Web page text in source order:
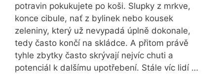
potravin pokukujete po koši. Slupky z mrkve,
konce cibule, nať z bylinek nebo kousek
zeleniny, který už nevypadá úplně dokonale,
tedy často končí na skládce. A přitom právě
tyhle zbytky často skrývají nejvíc chuti a
potenciál k dalšímu upotřebení. Stále víc lidí …